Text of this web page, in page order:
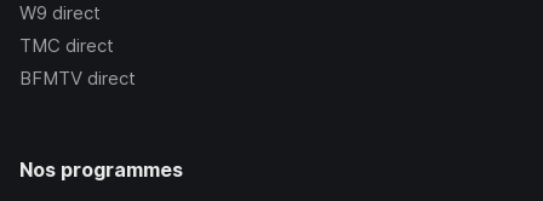
W9 direct
TMC direct
BFMTV direct
Nos programmes